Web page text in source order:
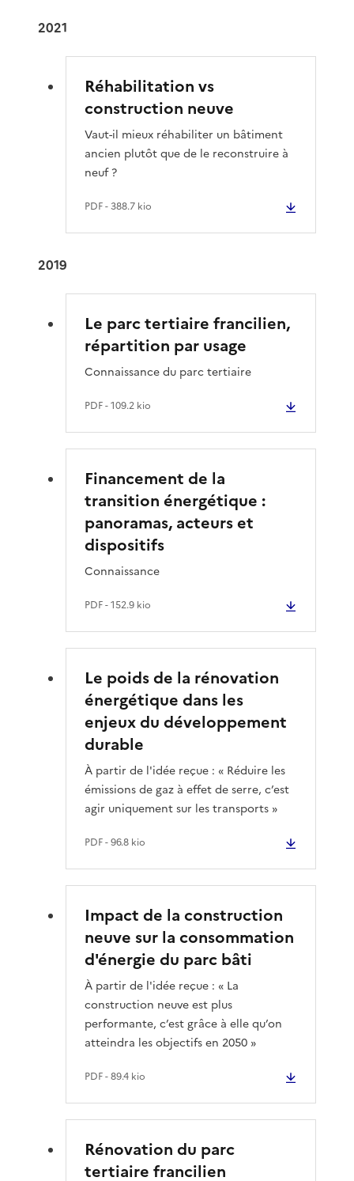
2021
Réhabilitation vs
construction neuve
PDF- 388.7 kio
Vaut-il mieux réhabiliter un bâtiment
ancien plutôt que de le reconstruire à
neuf ?
2019
Le parc tertiaire francilien,
répartition par usage
PDF- 109.2 kio
Connaissance du parc tertiaire
Financement de la
transition énergétique :
panoramas, acteurs et
dispositifs
PDF- 152.9 kio
Connaissance
Le poids de la rénovation
énergétique dans les
enjeux du développement
durable
PDF- 96.8 kio
À partir de l'idée reçue : « Réduire les
émissions de gaz à effet de serre, c’est
agir uniquement sur les transports »
Impact de la construction
neuve sur la consommation
d'énergie du parc bâti
PDF- 89.4 kio
À partir de l'idée reçue : « La
construction neuve est plus
performante, c’est grâce à elle qu’on
atteindra les objectifs en 2050 »
Rénovation du parc
tertiaire francilien